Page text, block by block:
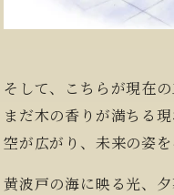
そして、こちらが現在の
まだ木の香りが満ちる
空が広がり、未来の姿
黄波戸の海に映る光、